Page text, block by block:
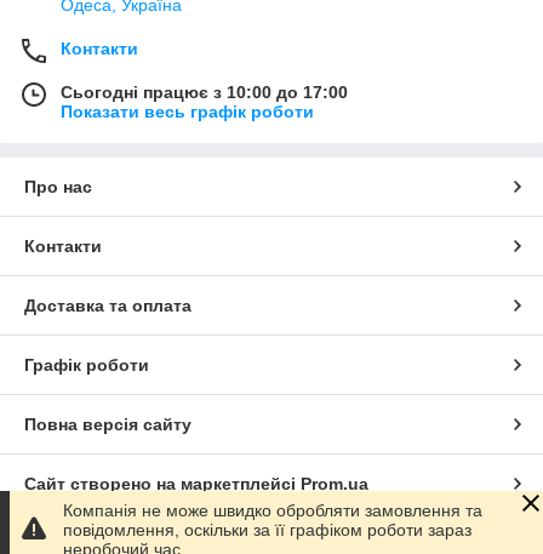
Одеса, Україна
Контакти
Сьогодні працює з 10:00 до 17:00
Показати весь графік роботи
Про нас
Контакти
Доставка та оплата
Графік роботи
Повна версія сайту
Сайт створено на маркетплейсі Prom.ua
Політика конфіденційності
Компанія не може швидко обробляти замовлення та
повідомлення, оскільки за її графіком роботи зараз
неробочий час.